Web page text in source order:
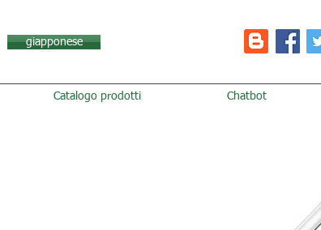
giapponese
Catalogo prodotti Chatbot